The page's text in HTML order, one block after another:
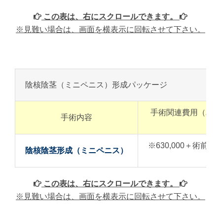
この表は、右にスクロールできます。
※見難い場合は、画面を横表示に回転させて下さい。
陰核陰茎（ミニペニス）形成パッケージ
手術内容
手術関連費用（バ
陰核陰茎形成（ミニペニス）
※630,000＋術前検
この表は、右にスクロールできます。
※見難い場合は、画面を横表示に回転させて下さい。